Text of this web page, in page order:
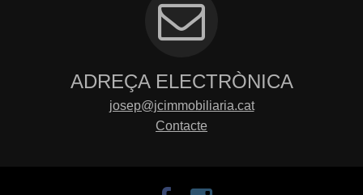
ADREÇA ELECTRÒNICA
josep@jcimmobiliaria.cat
Contacte